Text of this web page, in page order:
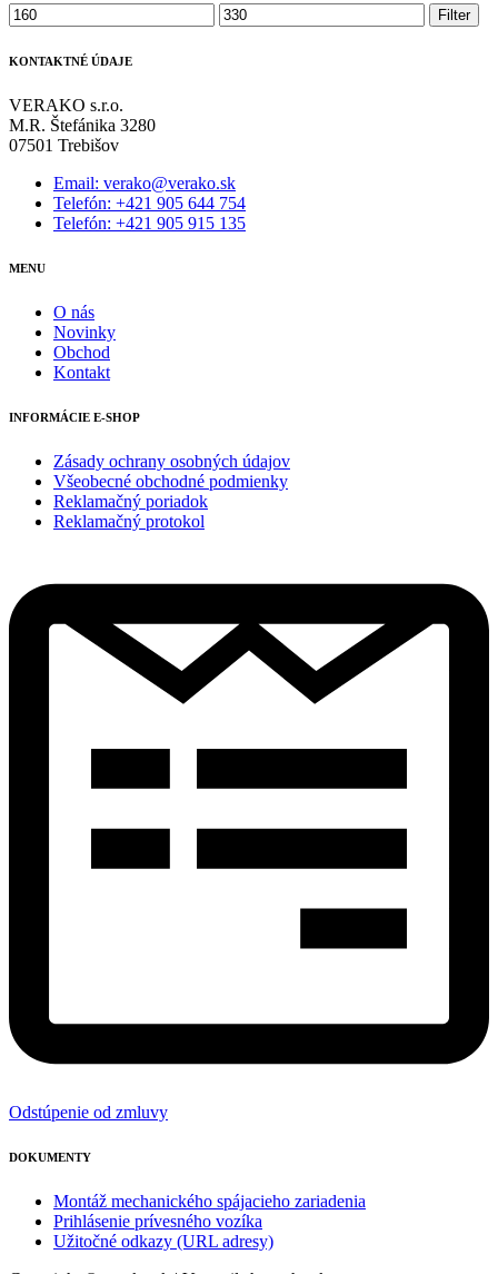
Minimálna
cena
Maximálna
cena
Filter
KONTAKTNÉ ÚDAJE
VERAKO s.r.o.
M.R. Štefánika 3280
07501 Trebišov
Email: verako@verako.sk
Telefón: +421 905 644 754
Telefón: +421 905 915 135
MENU
O nás
Novinky
Obchod
Kontakt
INFORMÁCIE E-SHOP
Zásady ochrany osobných údajov
Všeobecné obchodné podmienky
Reklamačný poriadok
Reklamačný protokol
Odstúpenie od zmluvy
DOKUMENTY
Montáž mechanického spájacieho zariadenia
Prihlásenie prívesného vozíka
Užitočné odkazy (URL adresy)